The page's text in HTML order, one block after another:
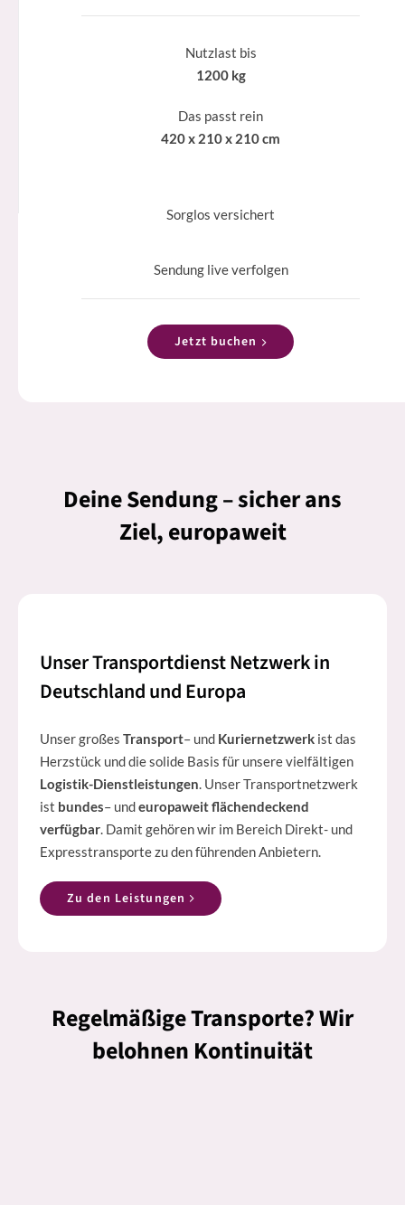
Nutzlast bis
1200 kg
Das passt rein
420 x 210 x 210 cm
Sorglos versichert
Sendung live verfolgen
Jetzt buchen
Deine Sendung – sicher ans
Ziel, europaweit
Unser Transportdienst Netzwerk in
Deutschland und Europa
Unser großes Transport– und Kuriernetzwerk ist das
Herzstück und die solide Basis für unsere vielfältigen
Logistik-Dienstleistungen. Unser Transportnetzwerk
ist bundes– undeuropaweit flächendeckend
verfügbar. Damit gehören wir im Bereich Direkt- und
Expresstransporte zu den führenden Anbietern.
Zu den Leistungen
Regelmäßige Transporte? Wir
belohnen Kontinuität